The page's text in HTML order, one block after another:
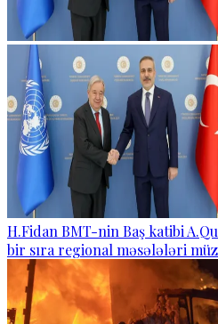
H.Fidan BMT-nin Baş katibi
bir sıra regional məsələləri